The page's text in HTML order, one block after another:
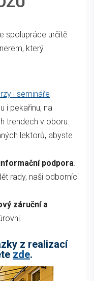
spolupráce určitě
který
i semináře
i pekařinu, na
trendech v oboru.
lektorů, abyste
podpora
rady, naši odborníci
záruční a
z realizací
zde.